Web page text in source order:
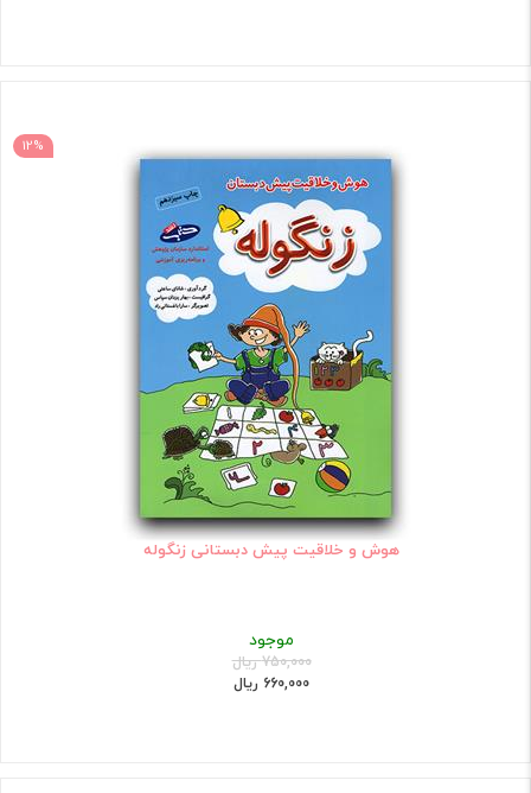
12%
هوش و خلاقیت پیش دبستانی زنگوله
موجود
750,000 ریال
660,000 ریال